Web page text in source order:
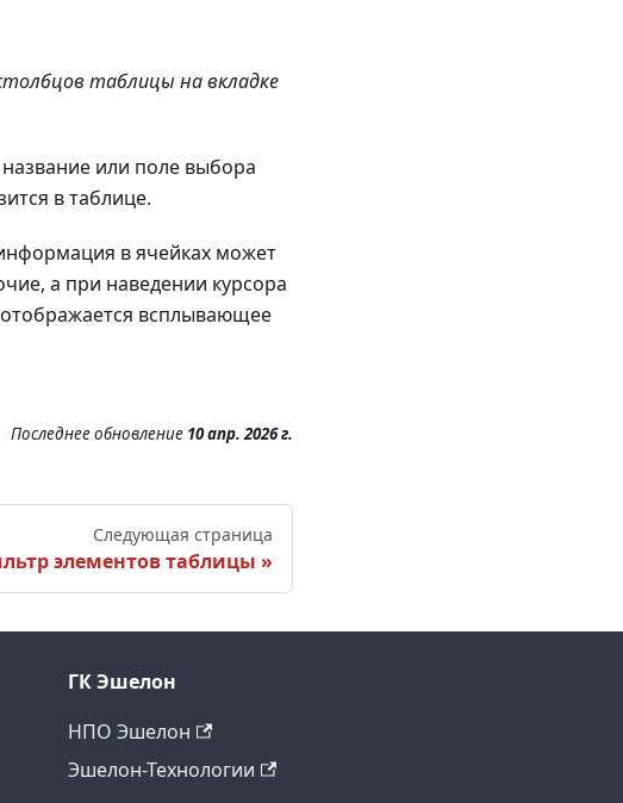
таблицы на вкладке
или поле выбора
в таблице.
в ячейках может
а при наведении курсора
всплывающее
Последнее обновление 10 апр. 2026 г.
Следующая страница
элементов таблицы
ГК Эшелон
НПО Эшелон
Эшелон-Технологии